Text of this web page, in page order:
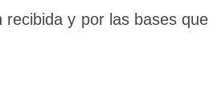
y por las bases que